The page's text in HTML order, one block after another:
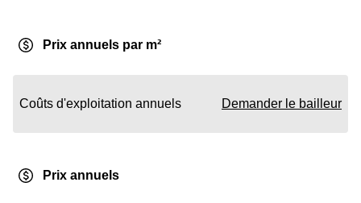
Prix annuels par m²
Coûts d'exploitation annuels Demander le bailleur
Prix annuels